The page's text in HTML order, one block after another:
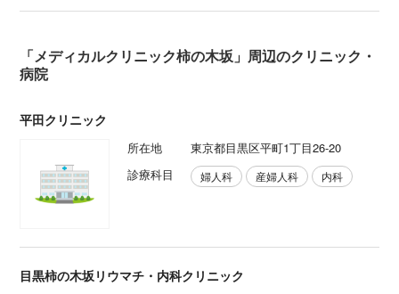
「メディカルクリニック柿の木坂」周辺のクリニック・
病院
平田クリニック
所在地
東京都目黒区平町1丁目26-20
診療科目
婦人科 産婦人科 内科
目黒柿の木坂リウマチ・内科クリニック